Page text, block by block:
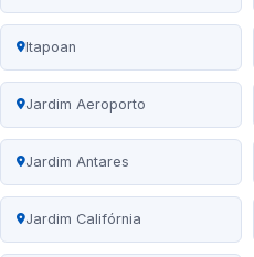
Itapoan
Jardim Aeroporto
Jardim Antares
Jardim Califórnia